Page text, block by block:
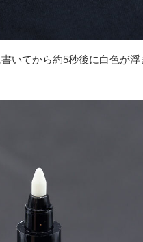
いてから約5秒後に白色が浮